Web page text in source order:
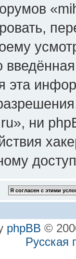
эта
ни
phpBB ©
Русская